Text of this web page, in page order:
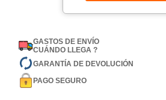
GASTOS DE ENVÍO
CUÁNDO LLEGA ?
GARANTÍA DE DEVOLUCIÓN
PAGO SEGURO